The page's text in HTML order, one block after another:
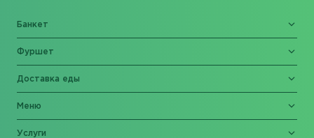
Банкет
Фуршет
Доставка еды
Меню
Услуги